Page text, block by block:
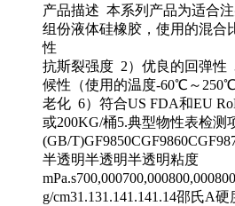
产品描述 本系列产品为适合
组份液体硅橡胶，使用的混合
性 1）优异的
抗斯裂强度 2）优良的回弹性
候性（使用的温度-60℃～
老化 6）符合US FDA和EU
或200KG/桶5.典型物性表检测
(GB/
半透明半透明半透明粘度
g/cm31.131.141.141.14邵氏A硬